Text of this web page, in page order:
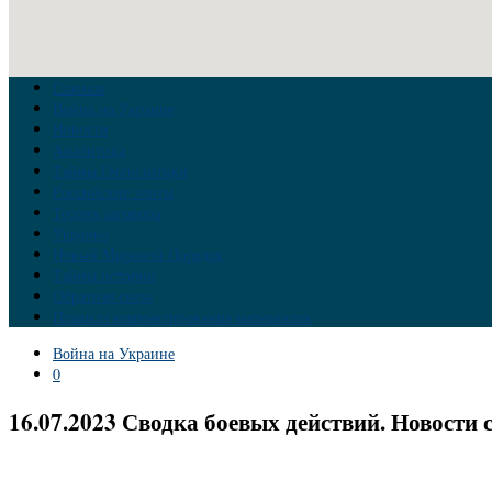
Главная
Война на Украине
Новости
Аналитика
Тайны Геополитики
Российские элиты
Теория заговора
Украина
Новый Мировой Порядок
Тайны истории
Обратная связь
Правила комментирования материалов
Война на Украине
0
16.07.2023 Сводка боевых действий. Новости